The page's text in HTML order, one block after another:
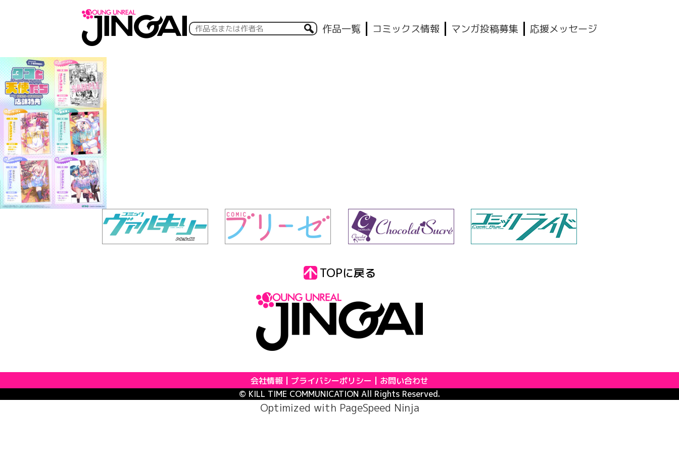
作品一覧 コミックス情報 マンガ投稿募集 応援メッセージ
TOPに戻る
会社情報 プライバシーポリシー
お問い合わせ
© KILL TIME COMMUNICATION All Rights Reserved.
Optimized with PageSpeed Ninja